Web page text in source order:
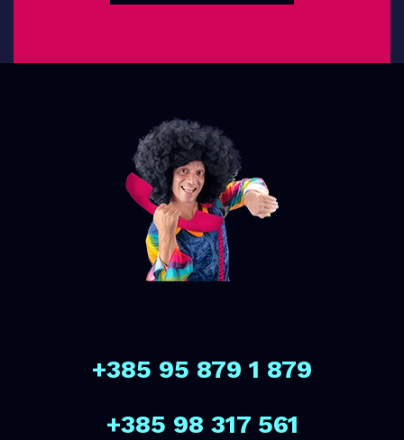
+385 95 879 1 879
+385 98 317 561